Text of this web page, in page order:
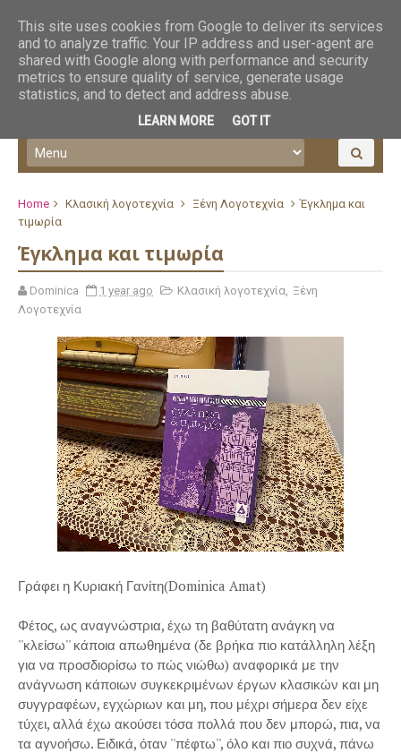
Home Κλασική λογοτεχνία Ξένη Λογοτεχνία
Έγκλημα και
τιμωρία
Έγκλημα και τιμωρία
Dominica 1 year ago Κλασική λογοτεχνία, Ξένη
Λογοτεχνία
Γράφει η Κυριακή Γανίτη(Dominica Amat)
Φέτος, ως αναγνώστρια, έχω τη βαθύτατη ανάγκη να
''κλείσω'' κάποια απωθημένα (δε βρήκα πιο κατάλληλη λέξη
για να προσδιορίσω το πώς νιώθω) αναφορικά με την
ανάγνωση κάποιων συγκεκριμένων έργων κλασικών και μη
συγγραφέων, εγχώριων και μη, που μέχρι σήμερα δεν είχε
τύχει, αλλά έχω ακούσει τόσα πολλά που δεν μπορώ, πια, να
τα αγνοήσω. Ειδικά, όταν ''πέφτω'', όλο και πιο συχνά, πάνω
This site uses cookies from Google to deliver its services
and to analyze traffic. Your IP address and user-agent are
shared with Google along with performance and security
metrics to ensure quality of service, generate usage
statistics, and to detect and address abuse.
LEARN MORE GOT IT